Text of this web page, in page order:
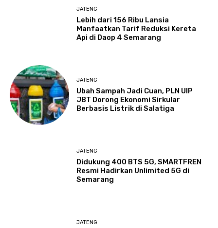
JATENG
Lebih dari 156 Ribu Lansia
Manfaatkan Tarif Reduksi Kereta
Api di Daop 4 Semarang
JATENG
Ubah Sampah Jadi Cuan, PLN UIP
JBT Dorong Ekonomi Sirkular
Berbasis Listrik di Salatiga
JATENG
Didukung 400 BTS 5G, SMARTFREN
Resmi Hadirkan Unlimited 5G di
Semarang
JATENG